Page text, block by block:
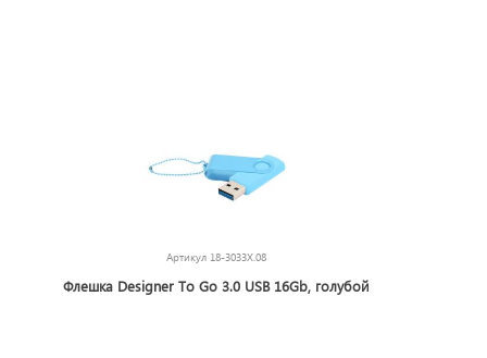
Артикул 18-3033X.08
Флешка Designer To Go 3.0 USB 16Gb, голубой